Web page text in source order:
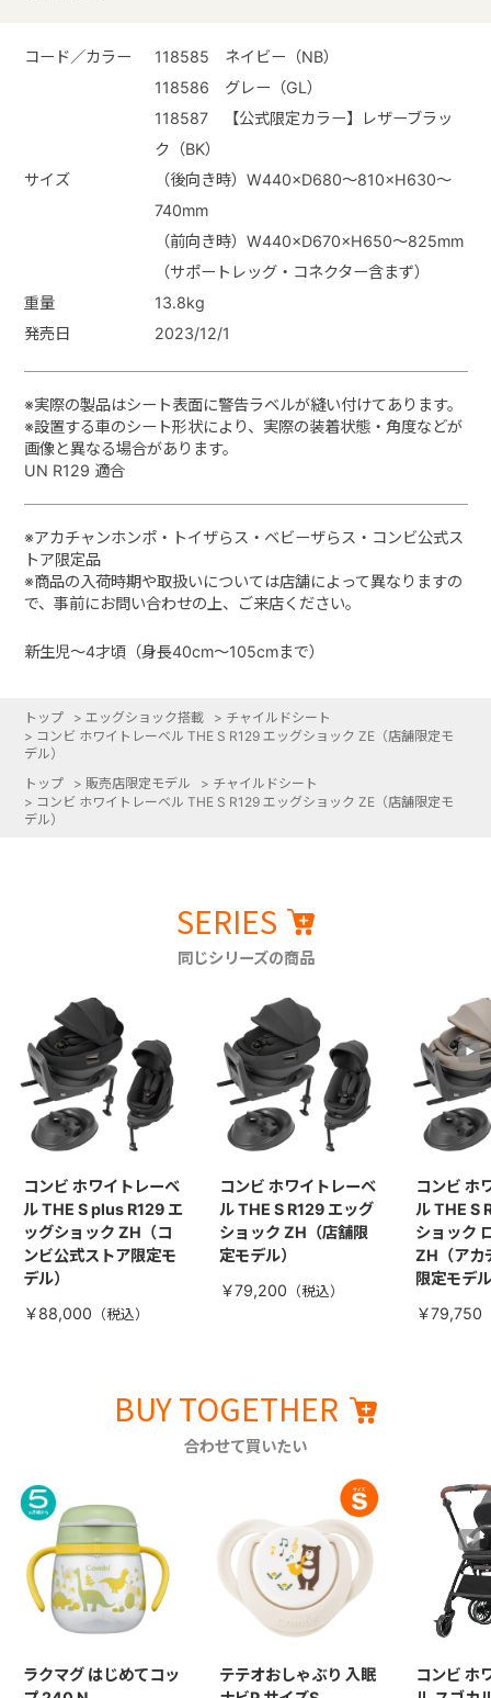
コード／カラー
118585 ネイビー（NB）
118586 グレー（GL）
118587 【公式限定カラー】レザーブラッ
ク（BK）
サイズ
（後向き時）W440×D680～810×H630～
740mm
（前向き時）W440×D670×H650～825mm
（サポートレッグ・コネクター含まず）
重量
13.8kg
発売日
2023/12/1
※実際の製品はシート表面に警告ラベルが縫い付けてあります。
※設置する車のシート形状により、実際の装着状態・角度などが
画像と異なる場合があります。
UN R129 適合
※アカチャンホンポ・トイザらス・ベビーザらス・コンビ公式ス
トア限定品
※商品の入荷時期や取扱いについては店舗によって異なりますの
で、事前にお問い合わせの上、ご来店ください。
新生児～4才頃（身長40cm～105cmまで）
トップ > エッグショック搭載 > チャイルドシート
> コンビ ホワイトレーベル THE S R129 エッグショック ZE（店舗限定モ
デル）
トップ
> 販売店限定モデル > チャイルドシート
> コンビ ホワイトレーベル THE S R129 エッグショック ZE（店舗限定モ
デル）
SERIES
同じシリーズの商品
コンビ ホワイトレーベ
ル THE S plus R129 エ
ッグショック ZH（コ
ンビ公式ストア限定モ
デル）
￥88,000
コンビ ホワイトレーベ
ル THE S R129 エッグ
ショック ZH（店舗限
定モデル）
￥79,200
コンビ ホ
ル THE S
ショック
ZH（アカ
限定モデ
￥79,750
BUY TOGETHER
合わせて買いたい
ラクマグ はじめてコッ
テテオおしゃぶり 入眠
コンビ ホ